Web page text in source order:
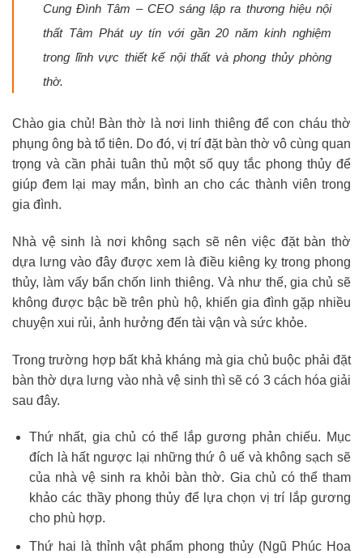
Cung Đình Tâm – CEO sáng lập ra thương hiệu nội
thất Tâm Phát uy tín với gần 20 năm kinh nghiệm
trong lĩnh vực thiết kế nội thất và phong thủy phòng
thờ.
Chào gia chủ! Bàn thờ là nơi linh thiêng để con cháu thờ
phụng ông bà tổ tiên. Do đó, vị trí đặt bàn thờ vô cùng quan
trọng và cần phải tuân thủ một số quy tắc phong thủy để
giúp đem lại may mắn, bình an cho các thành viên trong
gia đình.
Nhà vệ sinh là nơi không sạch sẽ nên việc đặt bàn thờ
dựa lưng vào đây được xem là điều kiêng kỵ trong phong
thủy, làm vấy bẩn chốn linh thiêng. Và như thế, gia chủ sẽ
không được bậc bề trên phù hộ, khiến gia đình gặp nhiều
chuyện xui rủi, ảnh hưởng đến tài vận và sức khỏe.
Trong trường hợp bất khả kháng mà gia chủ buộc phải đặt
bàn thờ dựa lưng vào nhà vệ sinh thì sẽ có 3 cách hóa giải
sau đây.
Thứ nhất, gia chủ có thể lắp gương phản chiếu. Mục
đích là hất ngược lại những thứ ô uế và không sạch sẽ
của nhà vệ sinh ra khỏi bàn thờ. Gia chủ có thể tham
khảo các thầy phong thủy để lựa chọn vị trí lắp gương
cho phù hợp.
Thứ hai là thỉnh vật phẩm phong thủy (Ngũ Phúc Hoa